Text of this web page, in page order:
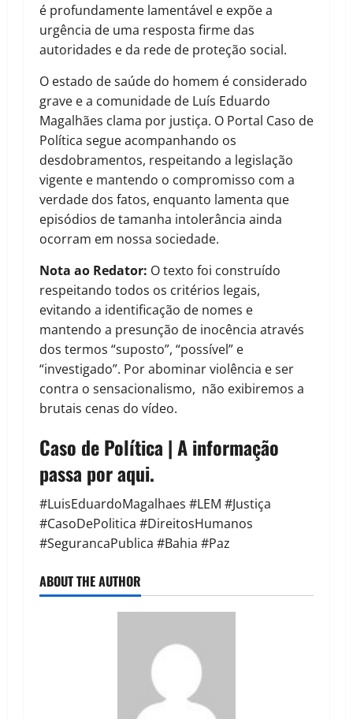
é profundamente lamentável e expõe a
urgência de uma resposta firme das
autoridades e da rede de proteção social.
O estado de saúde do homem é considerado
grave e a comunidade de Luís Eduardo
Magalhães clama por justiça. O Portal Caso de
Política segue acompanhando os
desdobramentos, respeitando a legislação
vigente e mantendo o compromisso com a
verdade dos fatos, enquanto lamenta que
episódios de tamanha intolerância ainda
ocorram em nossa sociedade.
Nota ao Redator: O texto foi construído
respeitando todos os critérios legais,
evitando a identificação de nomes e
mantendo a presunção de inocência através
dos termos “suposto”, “possível” e
“investigado”. Por abominar violência e ser
contra o sensacionalismo, não exibiremos a
brutais cenas do vídeo.
Caso de Política | A informação
passa por aqui.
#LuisEduardoMagalhaes #LEM #Justiça
#CasoDePolitica #DireitosHumanos
#SegurancaPublica #Bahia #Paz
ABOUT THE AUTHOR